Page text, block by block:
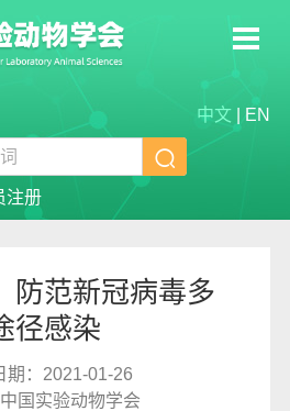
中文 EN

注册
防范新冠病毒多
径感染
期：2021-01-26
国实验动物学会